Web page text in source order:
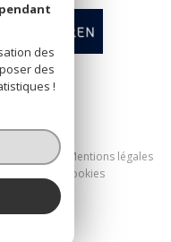
Mentions légales
Cookies
des
des
!